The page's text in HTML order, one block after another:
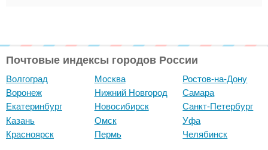
Почтовые индексы городов России
Волгоград
Воронеж
Екатеринбург
Казань
Красноярск
Москва
Нижний Новгород
Новосибирск
Омск
Пермь
Ростов-на-Дону
Самара
Санкт-Петербург
Уфа
Челябинск